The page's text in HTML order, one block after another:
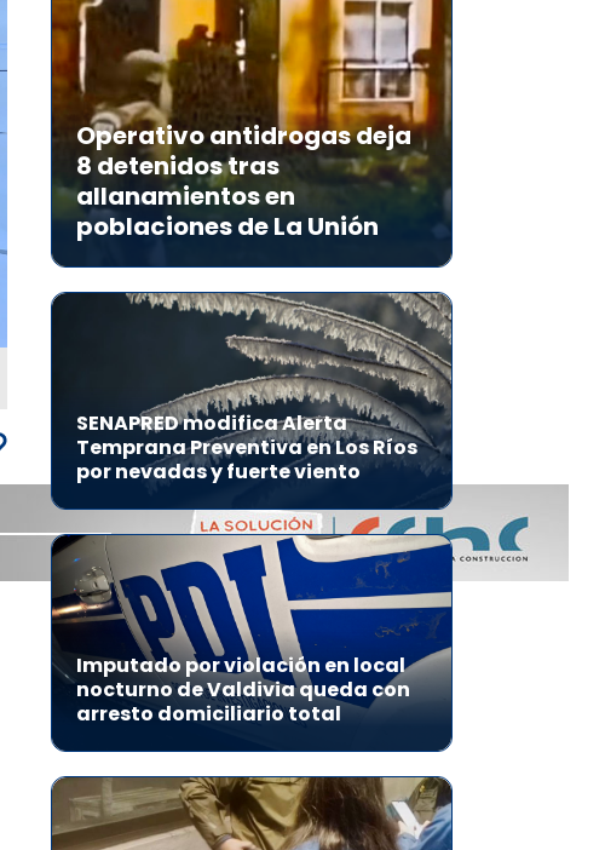
Operativo antidrogas deja
8 detenidos tras
allanamientos en
poblaciones de La Unión
SENAPRED modifica Alerta
Temprana Preventiva en Los Ríos
por nevadas y fuerte viento
Imputado por violación en local
nocturno de Valdivia queda con
arresto domiciliario total